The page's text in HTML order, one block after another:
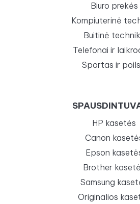
Biuro prekės
Kompiuterinė
Buitinė
Telefonai ir
Sportas ir
HP kasetės
Canon
Epson
Brother
Samsung
Originalios